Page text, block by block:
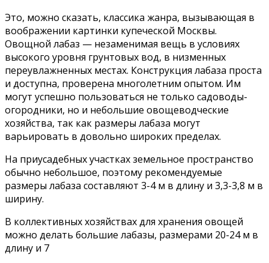
Это, можно сказать, классика жанра, вызывающая в
воображении картинки купеческой Москвы.
Овощной лабаз — незаменимая вещь в условиях
высокого уровня грунтовых вод, в низменных
переувлажненных местах. Конструкция лабаза проста
и доступна, проверена многолетним опытом. Им
могут успешно пользоваться не только садоводы-
огородники, но и небольшие овощеводческие
хозяйства, так как размеры лабаза могут
варьировать в довольно широких пределах.
На приусадебных участках земельное пространство
обычно небольшое, поэтому рекомендуемые
размеры лабаза составляют 3-4 м в длину и 3,3-3,8 м в
ширину.
В коллективных хозяйствах для хранения овощей
можно делать большие лабазы, размерами 20-24 м в
длину и 7